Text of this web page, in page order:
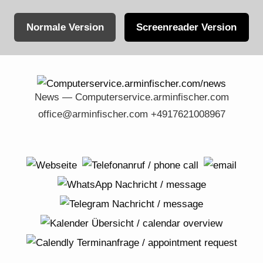
Normale Version Screenreader Version
content
News — Computerservice.arminfischer.com
office@arminfischer.com +4917621008967